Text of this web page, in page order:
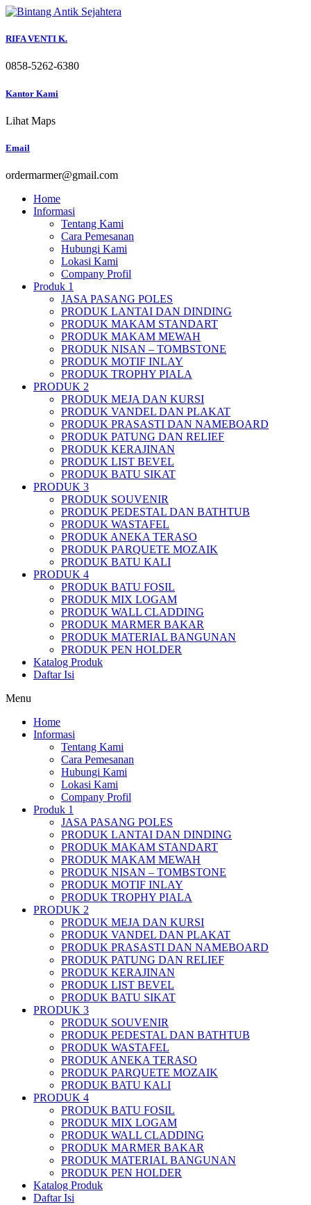
Skip
content
RIFA VENTI K.
0858-5262-6380
Kantor Kami
Lihat Maps
Email
ordermarmer@gmail.com
Home
Informasi
Tentang Kami
Cara Pemesanan
Hubungi Kami
Lokasi Kami
Company Profil
Produk 1
JASA PASANG POLES
PRODUK LANTAI DAN DINDING
PRODUK MAKAM STANDART
PRODUK MAKAM MEWAH
PRODUK NISAN – TOMBSTONE
PRODUK MOTIF INLAY
PRODUK TROPHY PIALA
PRODUK 2
PRODUK MEJA DAN KURSI
PRODUK VANDEL DAN PLAKAT
PRODUK PRASASTI DAN NAMEBOARD
PRODUK PATUNG DAN RELIEF
PRODUK KERAJINAN
PRODUK LIST BEVEL
PRODUK BATU SIKAT
PRODUK 3
PRODUK SOUVENIR
PRODUK PEDESTAL DAN BATHTUB
PRODUK WASTAFEL
PRODUK ANEKA TERASO
PRODUK PARQUETE MOZAIK
PRODUK BATU KALI
PRODUK 4
PRODUK BATU FOSIL
PRODUK MIX LOGAM
PRODUK WALL CLADDING
PRODUK MARMER BAKAR
PRODUK MATERIAL BANGUNAN
PRODUK PEN HOLDER
Katalog Produk
Daftar Isi
Menu
Home
Informasi
Tentang Kami
Cara Pemesanan
Hubungi Kami
Lokasi Kami
Company Profil
Produk 1
JASA PASANG POLES
PRODUK LANTAI DAN DINDING
PRODUK MAKAM STANDART
PRODUK MAKAM MEWAH
PRODUK NISAN – TOMBSTONE
PRODUK MOTIF INLAY
PRODUK TROPHY PIALA
PRODUK 2
PRODUK MEJA DAN KURSI
PRODUK VANDEL DAN PLAKAT
PRODUK PRASASTI DAN NAMEBOARD
PRODUK PATUNG DAN RELIEF
PRODUK KERAJINAN
PRODUK LIST BEVEL
PRODUK BATU SIKAT
PRODUK 3
PRODUK SOUVENIR
PRODUK PEDESTAL DAN BATHTUB
PRODUK WASTAFEL
PRODUK ANEKA TERASO
PRODUK PARQUETE MOZAIK
PRODUK BATU KALI
PRODUK 4
PRODUK BATU FOSIL
PRODUK MIX LOGAM
PRODUK WALL CLADDING
PRODUK MARMER BAKAR
PRODUK MATERIAL BANGUNAN
PRODUK PEN HOLDER
Katalog Produk
Daftar Isi